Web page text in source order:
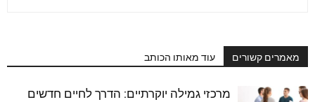
מאמרים קשורים עוד מאותו הכותב
מרכזי גמילה יוקרתיים: הדרך לחיים חדשים